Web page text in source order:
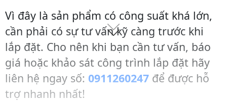
Vì đây là sản phẩm có công suất khá lớn,
cần phải có sự tư vấn kỹ càng trước khi
lắp đặt. Cho nên khi bạn cần tư vấn, báo
giá hoặc khảo sát công trình lắp đặt hãy
liên hệ ngay số: 0911260247 để được hỗ
trợ nhanh nhất!